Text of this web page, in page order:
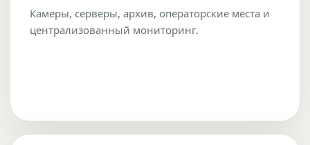
Камеры, серверы, архив, операторские места и
централизованный мониторинг.